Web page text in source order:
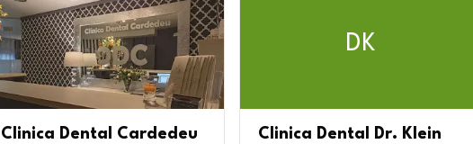
Clinica Dental Cardedeu
DK
Clinica Dental Dr. Klein